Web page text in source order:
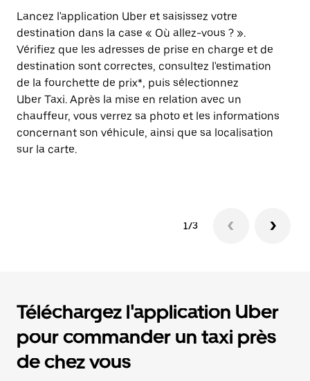
Lancez l'application Uber et saisissez votre
destination dans la case « Où allez-vous ? ».
Vérifiez que les adresses de prise en charge et de
destination sont correctes, consultez l'estimation
de la fourchette de prix*, puis sélectionnez
Uber Taxi. Après la mise en relation avec un
chauffeur, vous verrez sa photo et les informations
concernant son véhicule, ainsi que sa localisation
sur la carte.
1/3
Téléchargez l'application Uber
pour commander un taxi près
de chez vous